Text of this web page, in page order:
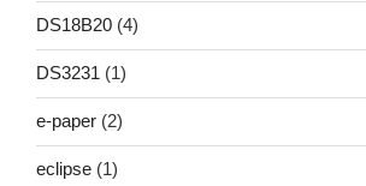
DS18B20 (4)
DS3231 (1)
e-paper (2)
eclipse (1)